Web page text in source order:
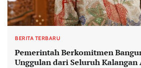
BERITA TERBARU
Pemerintah Berkomitmen
Unggulan dari Seluruh Kalangan